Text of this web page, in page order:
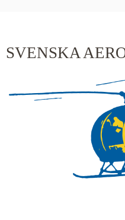
SVENSKA